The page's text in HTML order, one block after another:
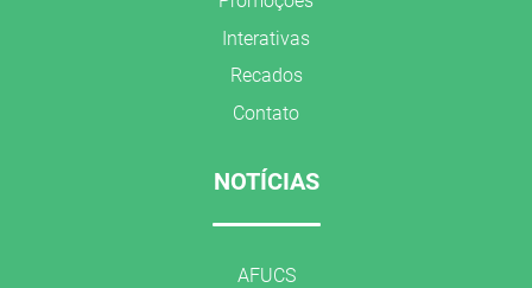
Interativas
Recados
Contato
NOTÍCIAS
AFUCS